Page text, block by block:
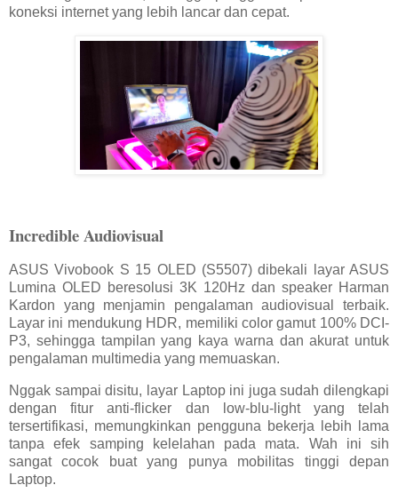
koneksi internet yang lebih lancar dan cepat.
Incredible Audiovisual
ASUS Vivobook S 15 OLED (S5507) dibekali layar ASUS
Lumina OLED beresolusi 3K 120Hz dan speaker Harman
Kardon yang menjamin pengalaman audiovisual terbaik.
Layar ini mendukung HDR, memiliki color gamut 100% DCI-
P3, sehingga tampilan yang kaya warna dan akurat untuk
pengalaman multimedia yang memuaskan.
Nggak sampai disitu, layar Laptop ini juga sudah dilengkapi
dengan fitur anti-flicker dan low-blu-light yang telah
tersertifikasi, memungkinkan pengguna bekerja lebih lama
tanpa efek samping kelelahan pada mata. Wah ini sih
sangat cocok buat yang punya mobilitas tinggi depan
Laptop.